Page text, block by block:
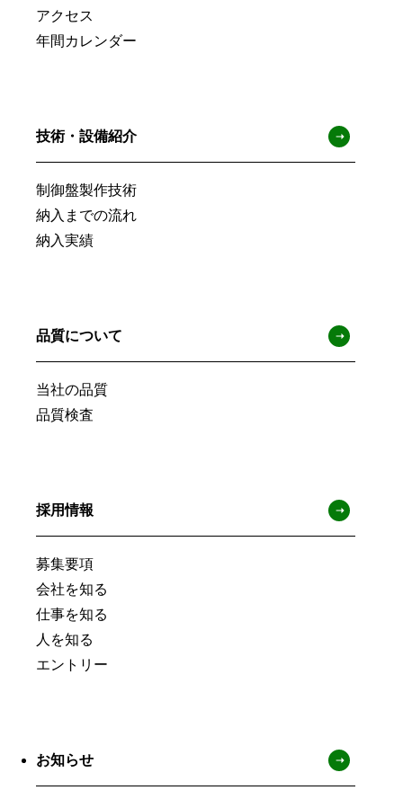
アクセス
年間カレンダー
技術・設備紹介
制御盤製作技術
納入までの流れ
納入実績
品質について
当社の品質
品質検査
採用情報
募集要項
会社を知る
仕事を知る
人を知る
エントリー
お知らせ